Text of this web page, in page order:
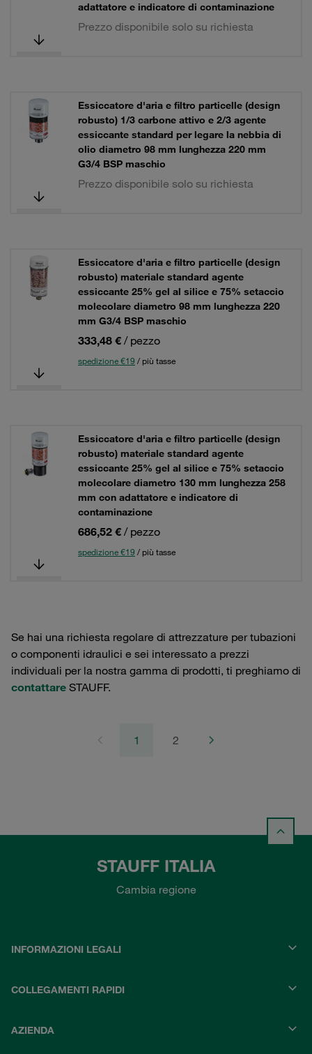
adattatore e indicatore di contaminazione
Prezzo disponibile solo su richiesta
Essiccatore d'aria e filtro particelle (design
robusto) 1/3 carbone attivo e 2/3 agente
essiccante standard per legare la nebbia di
olio diametro 98 mm lunghezza 220 mm
G3/4 BSP maschio
Prezzo disponibile solo su richiesta
Essiccatore d'aria e filtro particelle (design
robusto) materiale standard agente
essiccante 25% gel al silice e 75% setaccio
molecolare diametro 98 mm lunghezza 220
mm G3/4 BSP maschio
333,48 € / pezzo
spedizione €19 / più tasse
Essiccatore d'aria e filtro particelle (design
robusto) materiale standard agente
essiccante 25% gel al silice e 75% setaccio
molecolare diametro 130 mm lunghezza 258
mm con adattatore e indicatore di
contaminazione
686,52 € / pezzo
spedizione €19 / più tasse
Se hai una richiesta regolare di attrezzature per tubazioni
o componenti idraulici e sei interessato a prezzi
individuali per la nostra gamma di prodotti, ti preghiamo di
contattare STAUFF.
1 2
STAUFF ITALIA
Cambia regione
INFORMAZIONI LEGALI
COLLEGAMENTI RAPIDI
AZIENDA